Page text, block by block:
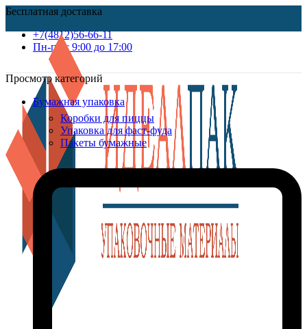
Бесплатная доставка
+7(4812)56-66-11
Пн-пт c 9:00 до 17:00
Просмотр категорий
Бумажная упаковка
Коробки для пиццы
Упаковка для фаст-фуда
Пакеты бумажные